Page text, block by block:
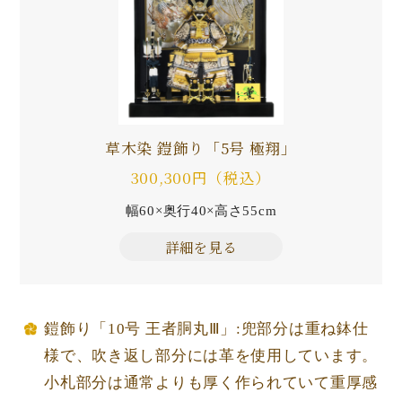
草木染 鎧飾り「5号 極翔」
300,300円（税込）
幅60×奥行40×高さ55cm
詳細を見る
鎧飾り「10号 王者胴丸Ⅲ」:兜部分は重ね鉢仕
様で、吹き返し部分には革を使用しています。
小札部分は通常よりも厚く作られていて重厚感